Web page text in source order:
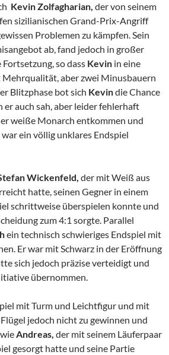
Kevin Zolfagharian, der von seinem
sizilianischen Grand-Prix-Angriff
Problemen zu kämpfen. Sein
ab, fand jedoch in großer
so dass Kevin in eine
aber zwei Minusbauern
Blitzphase bot sich Kevindie Chance
auch sah, aber leider fehlerhaft
weiße Monarch entkommen und
ein völlig unklares Endspiel
Wickenfeld, der mit Weiß aus
hatte, seinen Gegner in einem
schrittweise überspielen konnte und
zum 4:1 sorgte. Parallel
ein technisch schwieriges Endspiel mit
Er war mit Schwarz in der Eröffnung
sich jedoch präzise verteidigt und
übernommen.
mit Turm und Leichtfigur und mit
jedoch nicht zu gewinnen und
Andreas, der mit seinem Läuferpaar
gesorgt hatte und seine Partie